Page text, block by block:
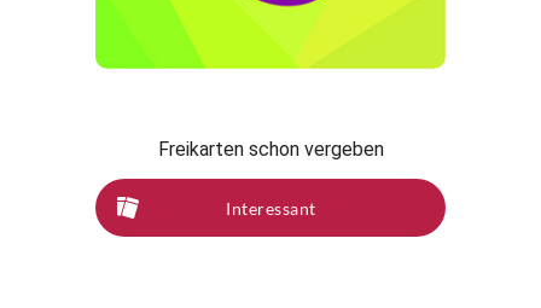
Freikarten schon vergeben
Interessant